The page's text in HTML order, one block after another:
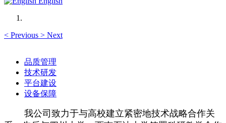
< Previous > Next
品质管理
技术研发
平台建设
设备保障
我公司致力于与高校建立紧密地技术战略合作关